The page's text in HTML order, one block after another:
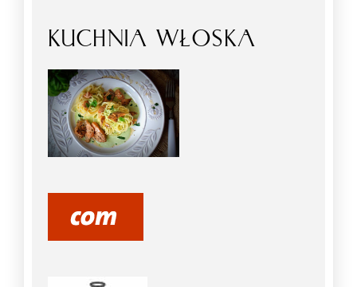
KUCHNIA WŁOSKA